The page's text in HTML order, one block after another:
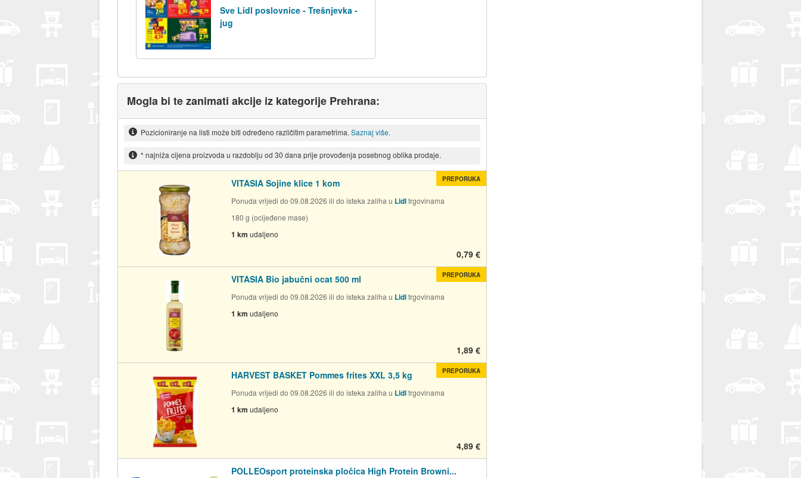
Sve Lidl poslovnice - Trešnjevka -
jug
Mogla bi te zanimati akcije iz kategorije Prehrana:
Pozicioniranje na listi može biti određeno različitim parametrima. Saznaj više.
* najniža cijena proizvoda u razdoblju od 30 dana prije provođenja posebnog oblika prodaje.
VITASIA Sojine klice 1 kom
Ponuda vrijedi do 09.08.2026 ili do isteka zaliha u Lidltrgovinama
180 g (ocijeđene mase)
1 km udaljeno
0,79 €
PREPORUKA
VITASIA Bio jabučni ocat 500 ml
Ponuda vrijedi do 09.08.2026 ili do isteka zaliha u Lidltrgovinama
1 km udaljeno
1,89 €
PREPORUKA
HARVEST BASKET Pommes frites XXL 3,5 kg
Ponuda vrijedi do 09.08.2026 ili do isteka zaliha u Lidltrgovinama
1 km udaljeno
4,89 €
PREPORUKA
POLLEOsport proteinska pločica High Protein Browni...